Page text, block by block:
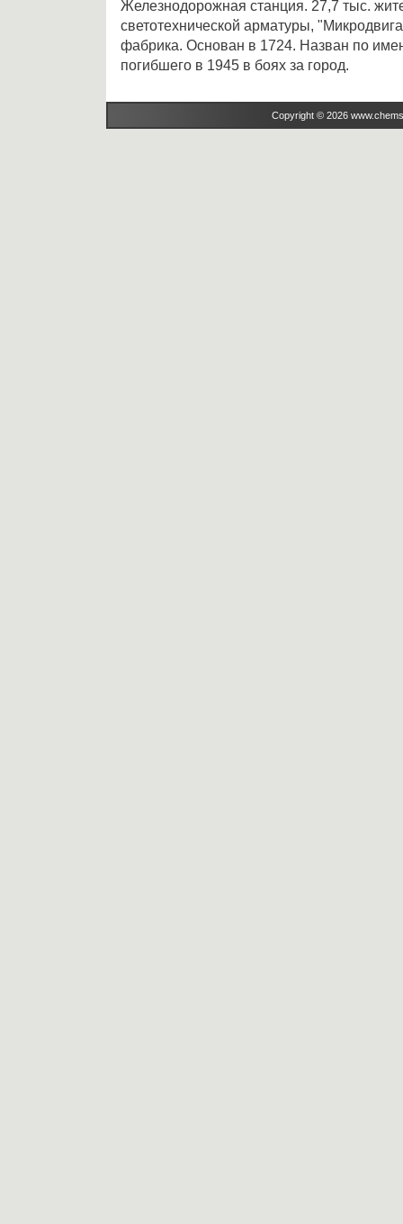
Железнодорожная станция. 27,7 тыс.
светотехнической арматуры,
фабрика. Основан в 1724. Назван по
погибшего в 1945 в боях за город.
Copyright © 2026